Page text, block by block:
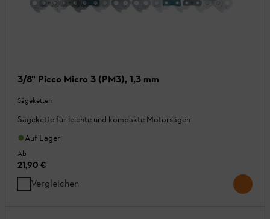
3/8" Picco Micro 3 (PM3), 1,3 mm
Sägeketten
Sägekette für leichte und kompakte Motorsägen
Auf Lager
Ab
21,90 €
Vergleichen